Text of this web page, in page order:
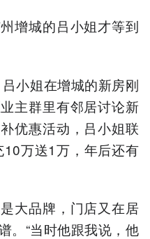
增城的吕小姐才等到
小姐在增城的新房刚
主群里有邻居讨论新
优惠活动，吕小姐联
10万送1万，年后还有
大品牌，门店又在居
。“当时他跟我说，他